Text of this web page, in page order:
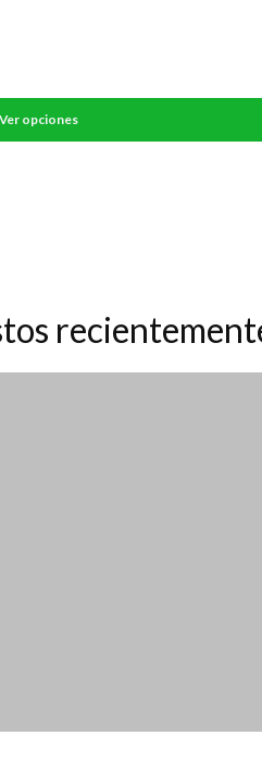
Ver opciones